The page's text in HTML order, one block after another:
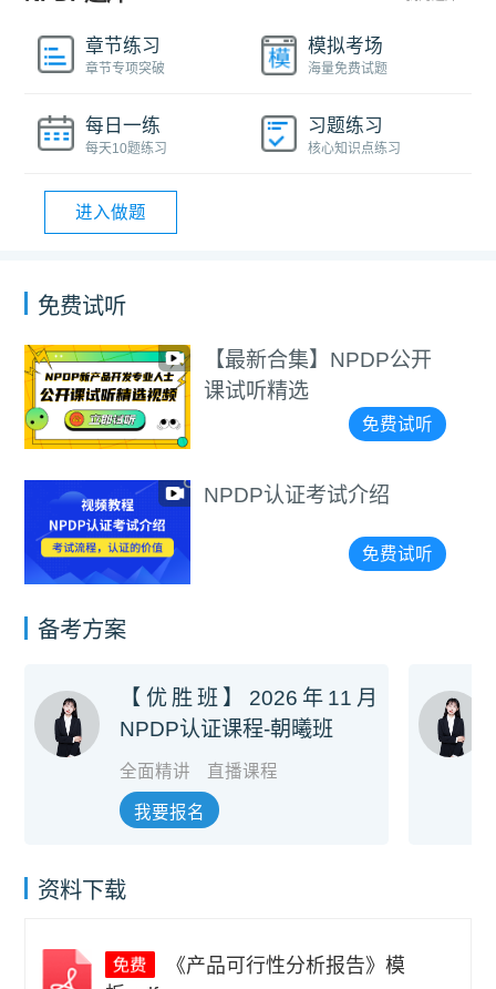
章节练习
章节专项突破
模拟考场
海量免费试题
每日一练
每天10题练习
习题练习
核心知识点练习
进入做题
免费试听
【最新合集】NPDP公开
课试听精选
免费试听
NPDP认证考试介绍
免费试听
备考方案
【优胜班】2026年11月
NPDP认证课程-朝曦班
全面精讲 直播课程
我要报名
资料下载